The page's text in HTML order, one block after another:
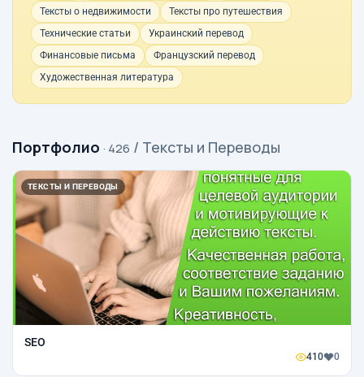
Тексты о недвижимости
Тексты про путешествия
Технические статьи
Украинский перевод
Финансовые письма
Французский перевод
Художественная литература
Портфолио · 426 / Тексты и Переводы
ТЕКСТЫ И ПЕРЕВОДЫ
SEO
410 0